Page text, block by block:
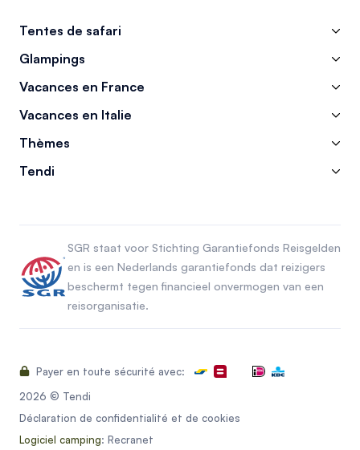
Tentes de safari
Glampings
Vacances en France
Vacances en Italie
Thèmes
Tendi
SGR staat voor Stichting Garantiefonds Reisgelden
en is een Nederlands garantiefonds dat reizigers
beschermt tegen financieel onvermogen van een
reisorganisatie.
2026 © Tendi
Déclaration de confidentialité et de cookies
Payer en toute sécurité avec:
Logiciel camping: Recranet